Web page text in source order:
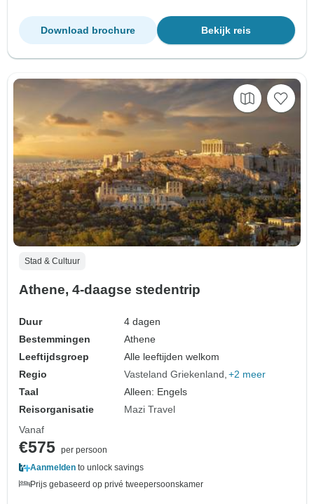
Bekijk reis
Download brochure
Stad & Cultuur
Athene, 4-daagse stedentrip
Duur
4 dagen
Bestemmingen
Athene
Leeftijdsgroep
Alle leeftijden welkom
Regio
Vasteland Griekenland +2 meer
Taal
Alleen: Engels
Reisorganisatie
Mazi Travel
Vanaf
€575 per persoon
Aanmelden to unlock savings
Prijs gebaseerd op privé tweepersoonskamer